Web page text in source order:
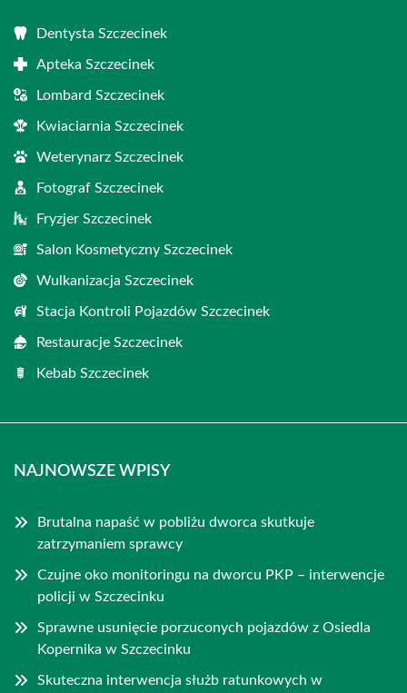
Dentysta Szczecinek
Apteka Szczecinek
Lombard Szczecinek
Kwiaciarnia Szczecinek
Weterynarz Szczecinek
Fotograf Szczecinek
Fryzjer Szczecinek
Salon Kosmetyczny Szczecinek
Wulkanizacja Szczecinek
Stacja Kontroli Pojazdów Szczecinek
Restauracje Szczecinek
Kebab Szczecinek
NAJNOWSZE WPISY
Brutalna napaść w pobliżu dworca skutkuje
zatrzymaniem sprawcy
Czujne oko monitoringu na dworcu PKP – interwencje
policji w Szczecinku
Sprawne usunięcie porzuconych pojazdów z Osiedla
Kopernika w Szczecinku
Skuteczna interwencja służb ratunkowych w